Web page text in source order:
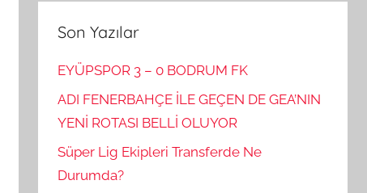
Son Yazılar
EYÜPSPOR 3 – 0 BODRUM FK
ADI FENERBAHÇE İLE GEÇEN DE GEA’NIN
YENİ ROTASI BELLİ OLUYOR
Süper Lig Ekipleri Transferde Ne
Durumda?